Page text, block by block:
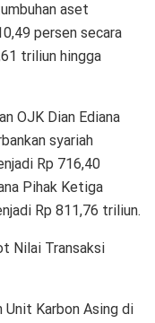
aset
persen secara
triliun hingga
OJK Dian Ediana
syariah
Rp 716,40
Pihak Ketiga
Rp 811,76 triliun.
Nilai Transaksi
Unit Karbon Asing di